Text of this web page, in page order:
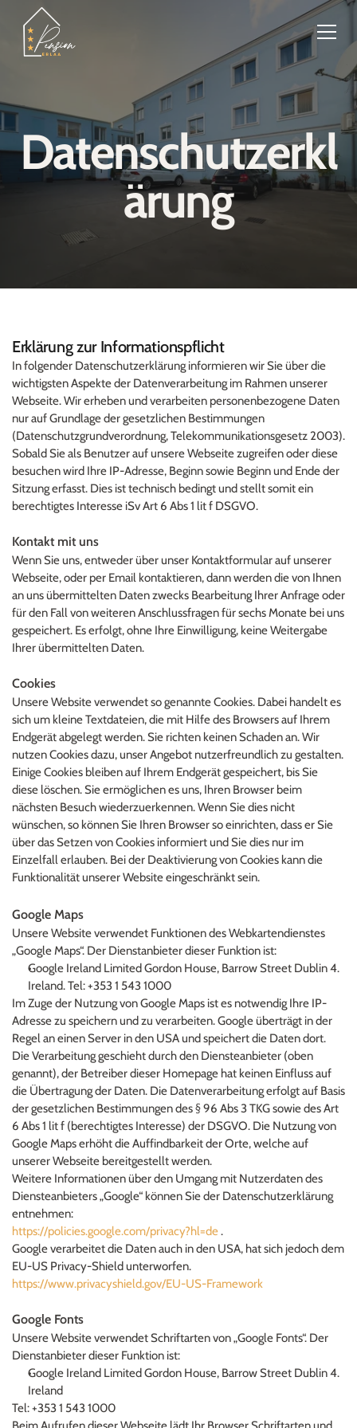
Home
Zimmer
Über uns
Kontakt & Anreise
Events
Frühstück
Datenschutzerkl
ärung
Erklärung zur Informationspflicht
In folgender Datenschutzerklärung informieren wir Sie über die
wichtigsten Aspekte der Datenverarbeitung im Rahmen unserer
Webseite. Wir erheben und verarbeiten personenbezogene Daten
nur auf Grundlage der gesetzlichen Bestimmungen
(Datenschutzgrundverordnung, Telekommunikationsgesetz 2003).
Sobald Sie als Benutzer auf unsere Webseite zugreifen oder diese
besuchen wird Ihre IP-Adresse, Beginn sowie Beginn und Ende der
Sitzung erfasst. Dies ist technisch bedingt und stellt somit ein
berechtigtes Interesse iSv Art 6 Abs 1 lit f DSGVO.
Kontakt mit uns
Wenn Sie uns, entweder über unser Kontaktformular auf unserer
Webseite, oder per Email kontaktieren, dann werden die von Ihnen
an uns übermittelten Daten zwecks Bearbeitung Ihrer Anfrage oder
für den Fall von weiteren Anschlussfragen für sechs Monate bei uns
gespeichert. Es erfolgt, ohne Ihre Einwilligung, keine Weitergabe
Ihrer übermittelten Daten.
Cookies
Unsere Website verwendet so genannte Cookies. Dabei handelt es
sich um kleine Textdateien, die mit Hilfe des Browsers auf Ihrem
Endgerät abgelegt werden. Sie richten keinen Schaden an. Wir
nutzen Cookies dazu, unser Angebot nutzerfreundlich zu gestalten.
Einige Cookies bleiben auf Ihrem Endgerät gespeichert, bis Sie
diese löschen. Sie ermöglichen es uns, Ihren Browser beim
nächsten Besuch wiederzuerkennen. Wenn Sie dies nicht
wünschen, so können Sie Ihren Browser so einrichten, dass er Sie
über das Setzen von Cookies informiert und Sie dies nur im
Einzelfall erlauben. Bei der Deaktivierung von Cookies kann die
Funktionalität unserer Website eingeschränkt sein.
Google Maps
Unsere Website verwendet Funktionen des Webkartendienstes
„Google Maps“. Der Dienstanbieter dieser Funktion ist:
Google Ireland Limited Gordon House, Barrow Street Dublin 4.
Ireland. Tel: +353 1 543 1000
Im Zuge der Nutzung von Google Maps ist es notwendig Ihre IP-
Adresse zu speichern und zu verarbeiten. Google überträgt in der
Regel an einen Server in den USA und speichert die Daten dort.
Die Verarbeitung geschieht durch den Diensteanbieter (oben
genannt), der Betreiber dieser Homepage hat keinen Einfluss auf
die Übertragung der Daten. Die Datenverarbeitung erfolgt auf Basis
der gesetzlichen Bestimmungen des § 96 Abs 3 TKG sowie des Art
6 Abs 1 lit f (berechtigtes Interesse) der DSGVO. Die Nutzung von
Google Maps erhöht die Auffindbarkeit der Orte, welche auf
unserer Webseite bereitgestellt werden.
Weitere Informationen über den Umgang mit Nutzerdaten des
Diensteanbieters „Google“ können Sie der Datenschutzerklärung
entnehmen:
https://policies.google.com/privacy?hl=de .
Google verarbeitet die Daten auch in den USA, hat sich jedoch dem
EU-US Privacy-Shield unterworfen.
https://www.privacyshield.gov/EU-US-Framework
Google Fonts
Unsere Website verwendet Schriftarten von „Google Fonts“. Der
Dienstanbieter dieser Funktion ist:
Google Ireland Limited Gordon House, Barrow Street Dublin 4.
Ireland
Tel: +353 1 543 1000